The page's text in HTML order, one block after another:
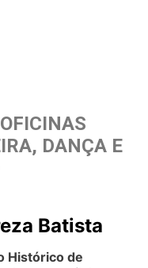
DANÇA E
Batista
Histórico de